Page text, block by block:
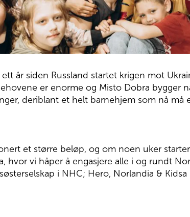
ett år siden Russland startet krigen mot
er enorme og Misto Dobra bygger
deriblant et helt barnehjem som nå må
et større beløp, og om noen uker
hvor vi håper å engasjere alle i og rundt
i NHC; Hero, Norlandia &